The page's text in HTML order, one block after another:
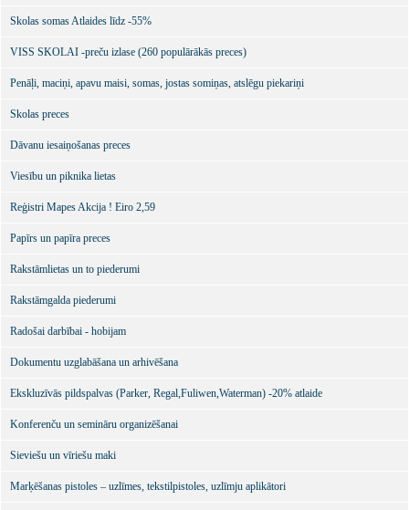
Skolas somas Atlaides līdz -55%
VISS SKOLAI -preču izlase (260 populārākās preces)
Penāļi, maciņi, apavu maisi, somas, jostas somiņas, atslēgu piekariņi
Skolas preces
Dāvanu iesaiņošanas preces
Viesību un piknika lietas
Reģistri Mapes Akcija ! Eiro 2,59
Papīrs un papīra preces
Rakstāmlietas un to piederumi
Rakstāmgalda piederumi
Radošai darbībai - hobijam
Dokumentu uzglabāšana un arhivēšana
Ekskluzīvās pildspalvas (Parker, Regal,Fuliwen,Waterman) -20% atlaide
Konferenču un semināru organizēšanai
Sieviešu un vīriešu maki
Marķēšanas pistoles – uzlīmes, tekstilpistoles, uzlīmju aplikātori